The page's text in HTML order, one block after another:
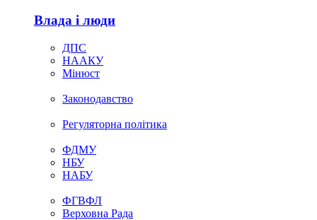
Влада i люди
ДПС
НААКУ
Мінюст
Законодавство
Регуляторна політика
ФДМУ
НБУ
НАБУ
ФГВФЛ
Верховна Рада